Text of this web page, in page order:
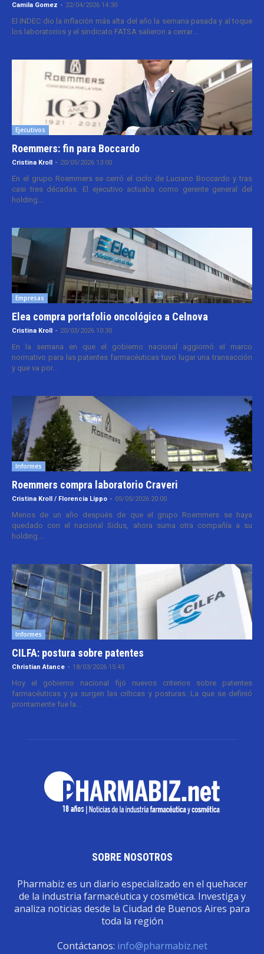
Camila Gomez - 22/04/2026 14:30
El INDEC dio la inflación más alta del año la semana pasada y al toque
los laboratorios y el sindicato FATSA salieron a cerrar...
Ejecutivos
Roemmers: fin para Boccardo
Cristina Kroll - 20/05/2026 13:00
En el grupo Roemmers se cerró el ciclo de Luciano Boccardo y tras
casi tres décadas. El ejecutivo actuaba como gerente general del
holding...
Empresas
Elea compra portafolio oncológico a Celnova
Cristina Kroll - 20/03/2026 10:30
En la semana en que el gobierno nacional aggiornó el marco
normativo para las patentes farmacéuticas tuvo lugar una transacción
y que va por...
Informes
Roemmers compra laboratorio Craveri
Cristina Kroll / Florencia Lippo - 05/05/2026 20:00
Menos de un año después de que el grupo Roemmers se haya
quedado con el nacional Sidus, ahora suma otra compañía a su
holding....
Informes
CILFA: postura sobre patentes
Christian Atance - 18/03/2026 15:45
Hoy el gobierno nacional fijó nuevos criterios sobre patentes
farmacéuticas y ya surgen las críticas y posturas. La que se definió
prontamente fue la...
SOBRE NOSOTROS
Pharmabiz es un diario especializado en el quehacer
de la industria farmacéutica y cosmética. Investiga y
analiza noticias desde la Ciudad de Buenos Aires para
toda la región
Contáctanos: info@pharmabiz.net